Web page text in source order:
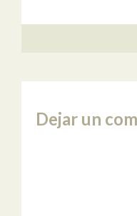
Dejar un